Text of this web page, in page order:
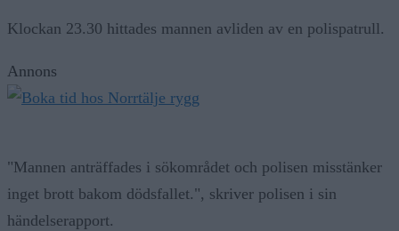
Klockan 23.30 hittades mannen avliden av en polispatrull.
Annons
"Mannen anträffades i sökområdet och polisen misstänker
inget brott bakom dödsfallet.", skriver polisen i sin
händelserapport.